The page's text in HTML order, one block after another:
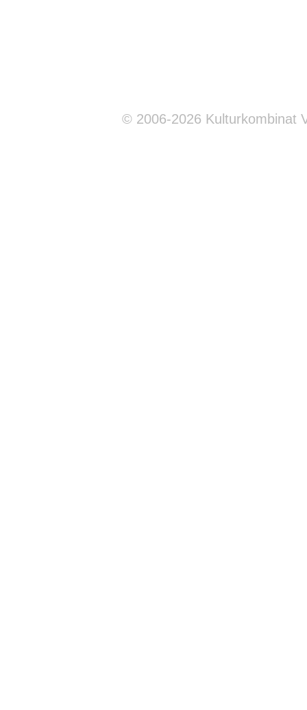
© 2006-2026